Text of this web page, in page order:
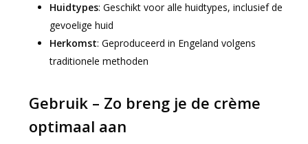
Huidtypes: Geschikt voor alle huidtypes, inclusief de
gevoelige huid
Herkomst: Geproduceerd in Engeland volgens
traditionele methoden
Gebruik – Zo breng je de crème
optimaal aan